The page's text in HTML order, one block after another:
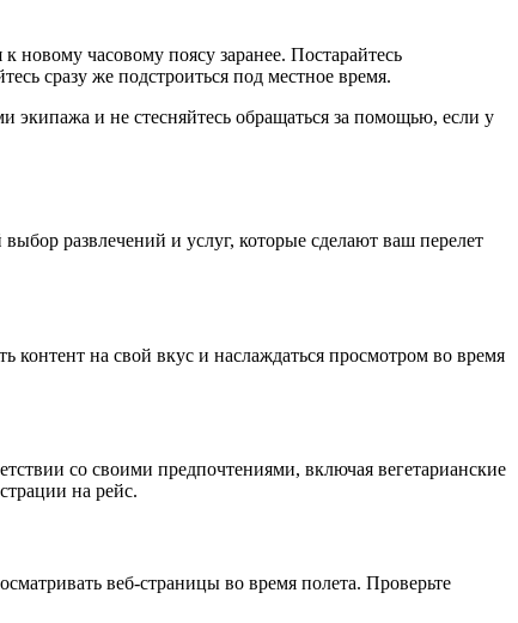
новому часовому поясу заранее. Постарайтесь
сразу же подстроиться под местное время.
экипажа и не стесняйтесь обращаться за помощью, если у
развлечений и услуг, которые сделают ваш перелет
на свой вкус и наслаждаться просмотром во время
со своими предпочтениями, включая вегетарианские
на рейс.
веб-страницы во время полета. Проверьте